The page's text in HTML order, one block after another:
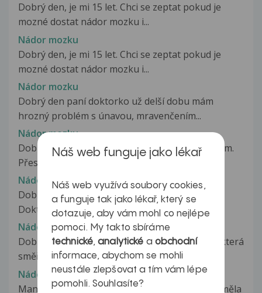
Dobrý den, je mi 15 let. Chci se zeptat pokud je
mozné dostat nádor mozku i...
Nádor mozku
Dobrý den, je mi 15 let. Chci se zeptat pokud je
mozné dostat nádor mozku i...
Nádor mozku
Dobrý den paní doktorko už delší dobu mám
hrozný problém s únavou, mravenčením...
Nádor mozku
Dobrý den, obracím se na Vás s mým problémem.
Přesně minulý čtvrtek při čekání...
Nádor mozku
Dobrý večer, mohu se zeptat co to znamená.
Doktor mi řekl pouze, že je to nádor...
Nádor mozku
Dobrý den, asi půl roku mě trápí ostrá bolest, která
směřuje do pravého spánku...
Nádor mozku
Manželce začla váznout řeč měli jsme za to,že měla
Náš web funguje jako lékař
Náš web využívá soubory cookies,
a funguje tak jako lékař, který se
dotazuje, aby vám mohl co nejlépe
pomoci. My takto sbíráme
technické,analytické a obchodní
informace, abychom se mohli
neustále zlepšovat a tím vám lépe
pomohli. Souhlasíte?